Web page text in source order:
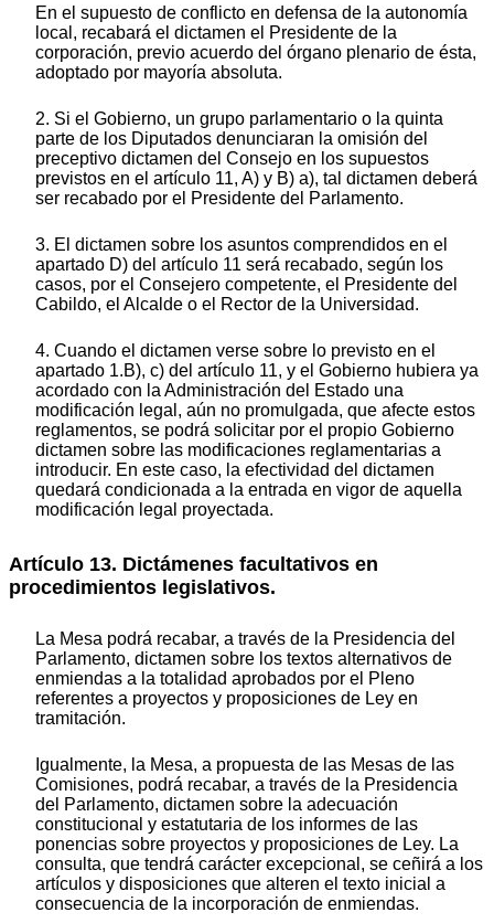
En el supuesto de conflicto en defensa de la autonomía
local, recabará el dictamen el Presidente de la
corporación, previo acuerdo del órgano plenario de ésta,
adoptado por mayoría absoluta.
2. Si el Gobierno, un grupo parlamentario o la quinta
parte de los Diputados denunciaran la omisión del
preceptivo dictamen del Consejo en los supuestos
previstos en el artículo 11, A) y B) a), tal dictamen deberá
ser recabado por el Presidente del Parlamento.
3. El dictamen sobre los asuntos comprendidos en el
apartado D) del artículo 11 será recabado, según los
casos, por el Consejero competente, el Presidente del
Cabildo, el Alcalde o el Rector de la Universidad.
4. Cuando el dictamen verse sobre lo previsto en el
apartado 1.B), c) del artículo 11, y el Gobierno hubiera ya
acordado con la Administración del Estado una
modificación legal, aún no promulgada, que afecte estos
reglamentos, se podrá solicitar por el propio Gobierno
dictamen sobre las modificaciones reglamentarias a
introducir. En este caso, la efectividad del dictamen
quedará condicionada a la entrada en vigor de aquella
modificación legal proyectada.
Artículo 13. Dictámenes facultativos en
procedimientos legislativos.
La Mesa podrá recabar, a través de la Presidencia del
Parlamento, dictamen sobre los textos alternativos de
enmiendas a la totalidad aprobados por el Pleno
referentes a proyectos y proposiciones de Ley en
tramitación.
Igualmente, la Mesa, a propuesta de las Mesas de las
Comisiones, podrá recabar, a través de la Presidencia
del Parlamento, dictamen sobre la adecuación
constitucional y estatutaria de los informes de las
ponencias sobre proyectos y proposiciones de Ley. La
consulta, que tendrá carácter excepcional, se ceñirá a los
artículos y disposiciones que alteren el texto inicial a
consecuencia de la incorporación de enmiendas.